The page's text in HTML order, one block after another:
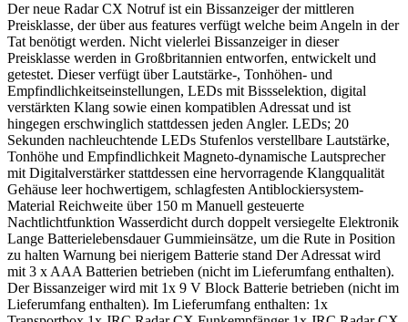
Der neue Radar CX Notruf ist ein Bissanzeiger der mittleren
Preisklasse, der über aus features verfügt welche beim Angeln in der
Tat benötigt werden. Nicht vielerlei Bissanzeiger in dieser
Preisklasse werden in Großbritannien entworfen, entwickelt und
getestet. Dieser verfügt über Lautstärke-, Tonhöhen- und
Empfindlichkeitseinstellungen, LEDs mit Bissselektion, digital
verstärkten Klang sowie einen kompatiblen Adressat und ist
hingegen erschwinglich stattdessen jeden Angler. LEDs; 20
Sekunden nachleuchtende LEDs Stufenlos verstellbare Lautstärke,
Tonhöhe und Empfindlichkeit Magneto-dynamische Lautsprecher
mit Digitalverstärker stattdessen eine hervorragende Klangqualität
Gehäuse leer hochwertigem, schlagfesten Antiblockiersystem-
Material Reichweite über 150 m Manuell gesteuerte
Nachtlichtfunktion Wasserdicht durch doppelt versiegelte Elektronik
Lange Batterielebensdauer Gummieinsätze, um die Rute in Position
zu halten Warnung bei nierigem Batterie stand Der Adressat wird
mit 3 x AAA Batterien betrieben (nicht im Lieferumfang enthalten).
Der Bissanzeiger wird mit 1x 9 V Block Batterie betrieben (nicht im
Lieferumfang enthalten). Im Lieferumfang enthalten: 1x